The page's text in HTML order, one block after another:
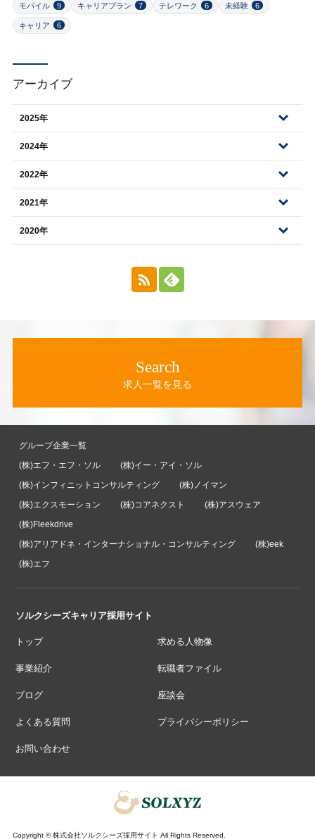
モバイル 9 キャリアプラン 7 テレワーク 6 未経験 6
キャリア 6
アーカイブ
2025年
2024年
2022年
2021年
2020年
Search
求人一覧を見る
グループ企業一覧
(株)エフ・エフ・ソル
(株)イー・アイ・ソル
(株)インフィニットコンサルティング
(株)ノイマン
(株)エクスモーション
(株)コアネクスト
(株)アスウェア
(株)Fleekdrive
(株)アリアドネ・インターナショナル・コンサルティング
(株)eek
(株)エフ
ソルクシーズキャリア採用サイト
トップ 求める人物像
事業紹介 転職者ファイル
ブログ 座談会
よくある質問 プライバシーポリシー
お問い合わせ
Copyright © 株式会社ソルクシーズ採用サイト All Rights Reserved.